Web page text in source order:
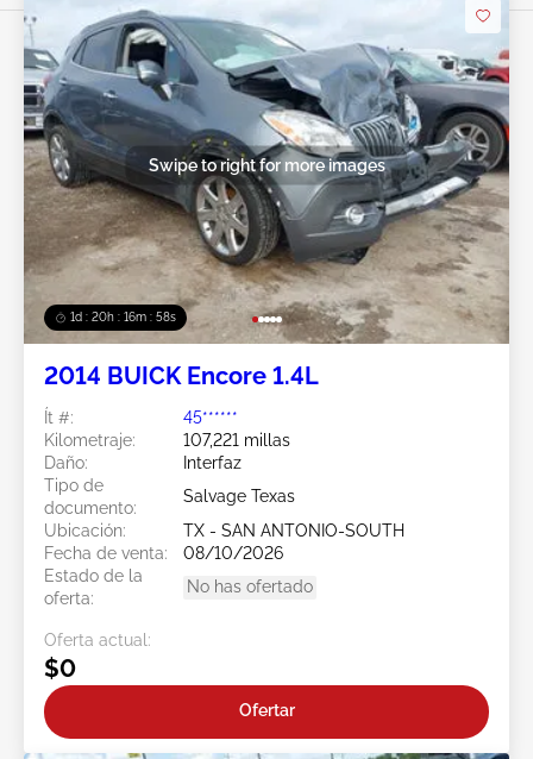
1d : 20h : 16m : 55s
Swipe to right for more images
2014 BUICK Encore 1.4L
Ít #:
45******
Kilometraje:
107,221 millas
Daño:
Interfaz
Tipo de
documento:
Salvage Texas
Ubicación:
TX - SAN ANTONIO-SOUTH
Fecha de venta:
08/10/2026
Estado de la
oferta:
No has ofertado
Oferta actual:
$0
Ofertar